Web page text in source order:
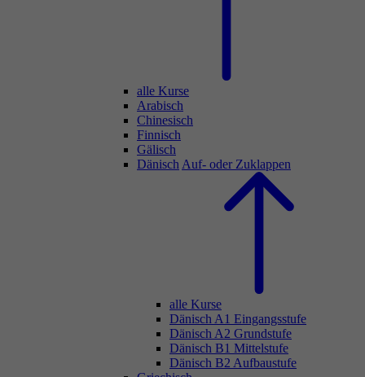
alle Kurse
Arabisch
Chinesisch
Finnisch
Gälisch
Dänisch Auf- oder Zuklappen
alle Kurse
Dänisch A1 Eingangsstufe
Dänisch A2 Grundstufe
Dänisch B1 Mittelstufe
Dänisch B2 Aufbaustufe